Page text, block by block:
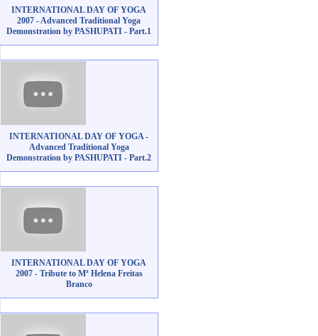
INTERNATIONAL DAY OF YOGA
2007 - Advanced Traditional Yoga
Demonstration by PASHUPATI - Part.1
INTERNATIONAL DAY OF YOGA -
Advanced Traditional Yoga
Demonstration by PASHUPATI - Part.2
INTERNATIONAL DAY OF YOGA
2007 - Tribute to Mª Helena Freitas
Branco